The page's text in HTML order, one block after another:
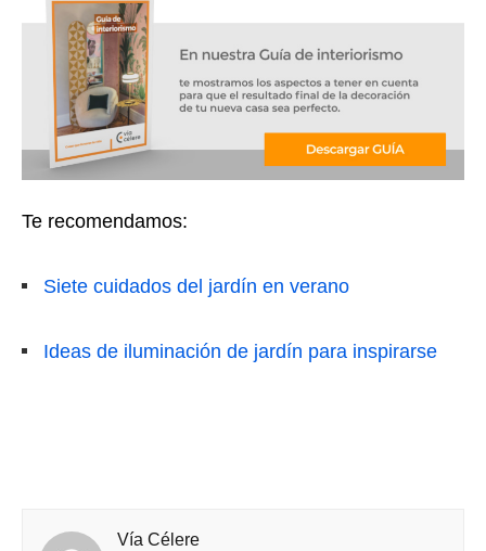
Te recomendamos:
Siete cuidados del jardín en verano
Ideas de iluminación de jardín para inspirarse
Vía Célere